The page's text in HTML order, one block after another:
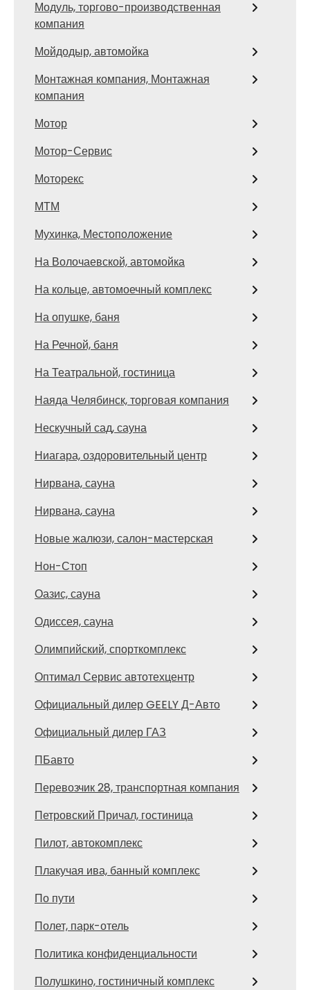
Модуль, торгово-производственная
компания
Мойдодыр, автомойка
Монтажная компания, Монтажная
компания
Мотор
Мотор-Сервис
Моторекс
МТМ
Мухинка, Местоположение
На Волочаевской, автомойка
На кольце, автомоечный комплекс
На опушке, баня
На Речной, баня
На Театральной, гостиница
Наяда Челябинск, торговая компания
Нескучный сад, сауна
Ниагара, оздоровительный центр
Нирвана, сауна
Нирвана, сауна
Новые жалюзи, салон-мастерская
Нон-Стоп
Оазис, сауна
Одиссея, сауна
Олимпийский, спорткомплекс
Оптимал Сервис автотехцентр
Официальный дилер GEELY Д-Авто
Официальный дилер ГАЗ
ПБавто
Перевозчик 28, транспортная компания
Петровский Причал, гостиница
Пилот, автокомплекс
Плакучая ива, банный комплекс
По пути
Полет, парк-отель
Политика конфиденциальности
Полушкино, гостиничный комплекс